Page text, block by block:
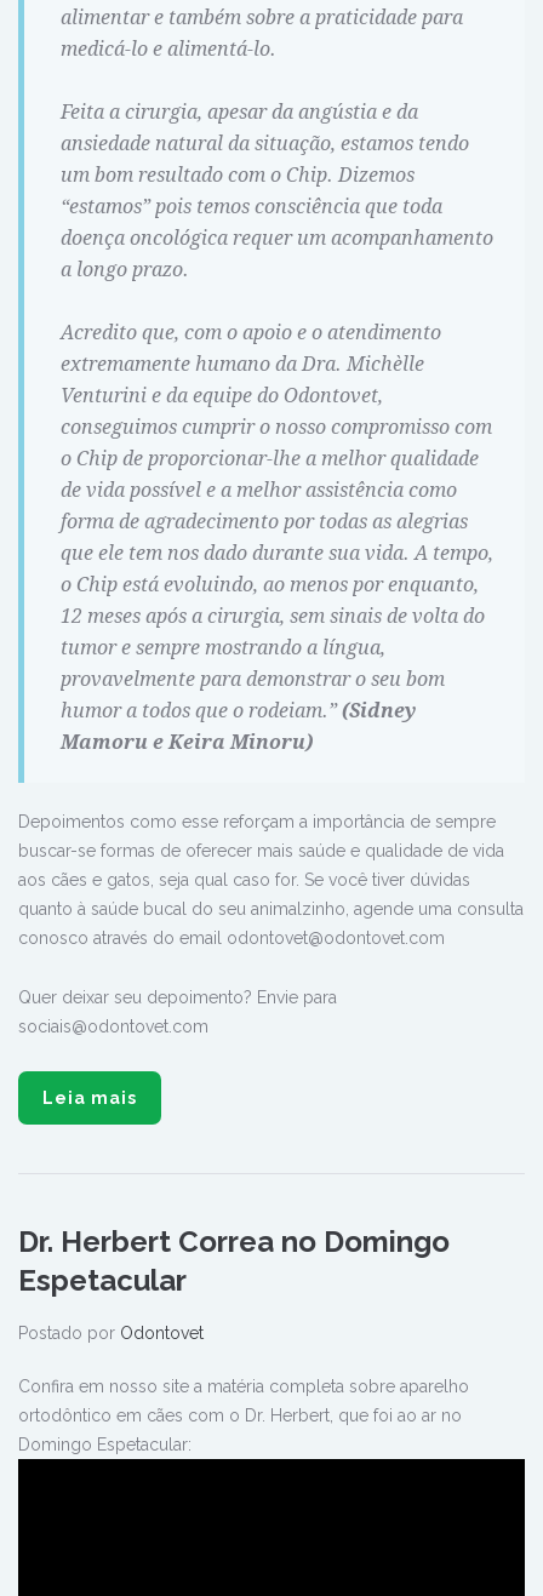
alimentar e também sobre a praticidade para
medicá-lo e alimentá-lo.
Feita a cirurgia, apesar da angústia e da
ansiedade natural da situação, estamos tendo
um bom resultado com o Chip. Dizemos
“estamos” pois temos consciência que toda
doença oncológica requer um acompanhamento
a longo prazo.
Acredito que, com o apoio e o atendimento
extremamente humano da Dra. Michèlle
Venturini e da equipe do Odontovet,
conseguimos cumprir o nosso compromisso com
o Chip de proporcionar-lhe a melhor qualidade
de vida possível e a melhor assistência como
forma de agradecimento por todas as alegrias
que ele tem nos dado durante sua vida. A tempo,
o Chip está evoluindo, ao menos por enquanto,
12 meses após a cirurgia, sem sinais de volta do
tumor e sempre mostrando a língua,
provavelmente para demonstrar o seu bom
humor a todos que o rodeiam.” (Sidney
Mamoru e Keira Minoru)
Depoimentos como esse reforçam a importância de sempre
buscar-se formas de oferecer mais saúde e qualidade de vida
aos cães e gatos, seja qual caso for. Se você tiver dúvidas
quanto à saúde bucal do seu animalzinho, agende uma consulta
conosco através do email odontovet@odontovet.com
Quer deixar seu depoimento? Envie para
sociais@odontovet.com
Leia mais
Dr. Herbert Correa no Domingo
Espetacular
Postado por Odontovet
Confira em nosso site a matéria completa sobre aparelho
ortodôntico em cães com o Dr. Herbert, que foi ao ar no
Domingo Espetacular: